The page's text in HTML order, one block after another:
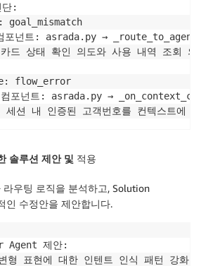
:
goal_mismatch
포넌트: asrada.py →
드 상태 확인 의도와 사용 내역 조회 의
flow_error
포넌트: asrada.py →
션 내 인증된 고객번호를 컨텍스트에
솔루션 제안 및 적용
라우팅 로직을 분석하고, Solution
인 수정안을 제안합니다.
Agent 제안:
형 표현에 대한 인텐트 인식 패턴 강화